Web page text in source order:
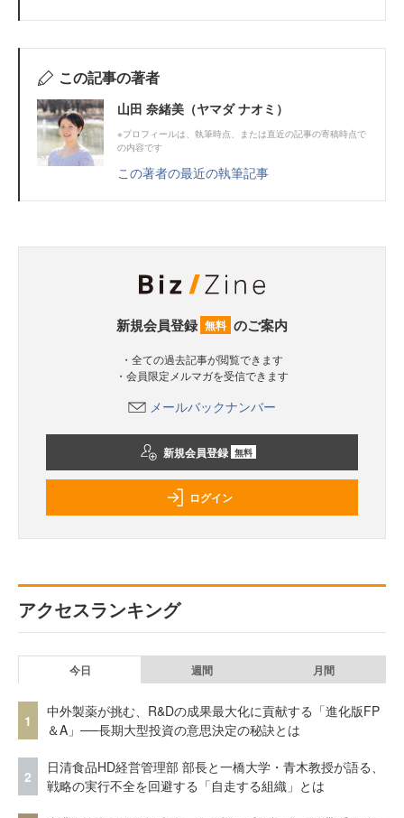
この記事の著者
山田 奈緒美（ヤマダ ナオミ）
※プロフィールは、執筆時点、または直近の記事の寄稿時点で
の内容です
この著者の最近の執筆記事
新規会員登録 無料 のご案内
・全ての過去記事が閲覧できます
・会員限定メルマガを受信できます
メールバックナンバー
新規会員登録 無料
ログイン
アクセスランキング
今日 週間 月間
1
中外製薬が挑む、R&Dの成果最大化に貢献する「進化版FP
＆A」──長期大型投資の意思決定の秘訣とは
2
日清食品HD経営管理部 部長と一橋大学・青木教授が語る、
戦略の実行不全を回避する「自走する組織」とは